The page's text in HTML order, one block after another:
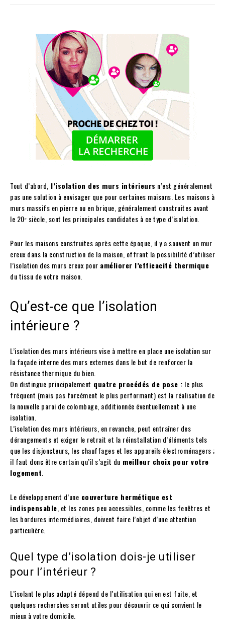
Tout d’abord, l’isolation des murs intérieurs n’est généralement
pas une solution à envisager que pour certaines maisons. Les maisons à
murs massifs en pierre ou en brique, généralement construites avant
le 20ᵉ siècle, sont les principales candidates à ce type d’isolation.
Pour les maisons construites après cette époque, il y a souvent un mur
creux dans la construction de la maison, offrant la possibilité d’utiliser
l’isolation des murs creux pour améliorer l’efficacité thermique
du tissu de votre maison.
Qu’est-ce que l’isolation
intérieure ?
L’isolation des murs intérieurs vise à mettre en place une isolation sur
la façade interne des murs externes dans le but de renforcer la
résistance thermique du bien.
On distingue principalement quatre procédés de pose : le plus
fréquent (mais pas forcément le plus performant) est la réalisation de
la nouvelle paroi de colombage, additionnée éventuellement à une
isolation.
L’isolation des murs intérieurs, en revanche, peut entraîner des
dérangements et exiger le retrait et la réinstallation d’éléments tels
que les disjoncteurs, les chauffages et les appareils électroménagers ;
il faut donc être certain qu’il s’agit du meilleur choix pour votre
logement
Le développement d’une couverture hermétique est
indispensable , et les zones peu accessibles, comme les fenêtres et
les bordures intermédiaires, doivent faire l’objet d’une attention
particulière.
Quel type d’isolation dois-je utiliser
pour l’intérieur ?
L’isolant le plus adapté dépend de l’utilisation qui en est faite, et
quelques recherches seront utiles pour découvrir ce qui convient le
mieux à votre domicile.